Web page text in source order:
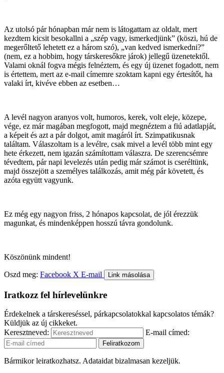
Az utolsó pár hónapban már nem is látogattam az oldalt, mert
kezdtem kicsit besokallni a „szép vagy, ismerkedjünk” (köszi, hú de
megerőltető lehetett ez a három szó), „van kedved ismerkedni?”
(nem, ez a hobbim, hogy társkeresőkre járok) jellegű üzenetektől.
Valami oknál fogva mégis felnéztem, és egy új üzenet fogadott, nem
is értettem, mert az e-mail címemre szoktam kapni egy értesítőt, ha
valaki írt, kivéve ebben az esetben…
A levél nagyon aranyos volt, humoros, kerek, volt eleje, közepe,
vége, ez már magában megfogott, majd megnéztem a fiú adatlapját,
a képeit és azt a pár dolgot, amit magáról írt. Szimpatikusnak
találtam. Válaszoltam is a levélre, csak mivel a levél több mint egy
hete érkezett, nem igazán számítottam válaszra. De szerencsémre
tévedtem, pár napi levelezés után pedig már számot is cseréltünk,
majd összejött a személyes találkozás, amit még pár követett, és
azóta együtt vagyunk.
Ez még egy nagyon friss, 2 hónapos kapcsolat, de jól érezzük
magunkat, és mindenképpen hosszú távra gondolunk.
Köszönünk mindent!
Oszd meg: Facebook X E-mail Link másolása
Iratkozz fel hírlevelünkre
Érdekelnek a társkereséssel, párkapcsolatokkal kapcsolatos témák?
Küldjük az új cikkeket.
Keresztneved:
E-mail címed:
Bármikor leiratkozhatsz. Adataidat bizalmasan kezeljük.